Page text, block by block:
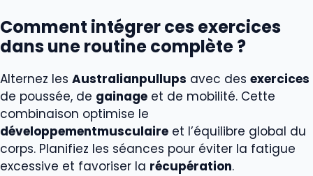
Comment intégrer ces exercices
dans une routine complète ?
Alternez les Australianpullups avec des exercices
de poussée, de gainage et de mobilité. Cette
combinaison optimise le
développementmusculaire et l’équilibre global du
corps. Planifiez les séances pour éviter la fatigue
excessive et favoriser la récupération.